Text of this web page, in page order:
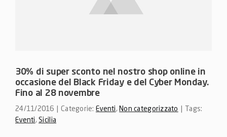
30% di super sconto nel nostro shop online in
occasione del Black Friday e del Cyber Monday.
Fino al 28 novembre
24/11/2016 | Categorie: Eventi,Non categorizzato | Tags:
Eventi,Sicilia